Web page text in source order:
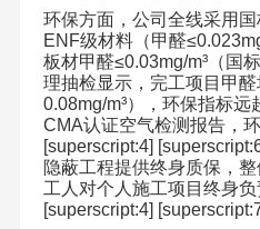
环保方面，公司全线采用国
ENF级材料（甲醛
板材甲醛≤0.03mg/m³（国标
理抽检显示，完工项目甲醛
0.08mg/m³），环保指标远
CMA认证空气检测报告，
[superscript:4]
隐蔽工程提供终身质保，
工人对个人施工项目终身
[superscript:4]